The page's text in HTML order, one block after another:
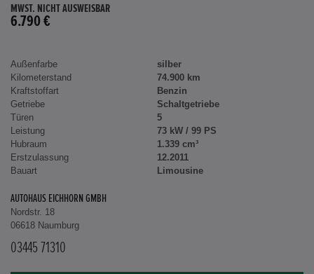
MWST. NICHT AUSWEISBAR
6.790 €
Außenfarbe
silber
Kilometerstand
74.900 km
Kraftstoffart
Benzin
Getriebe
Schaltgetriebe
Türen
5
Leistung
73 kW / 99 PS
Hubraum
1.339 cm³
Erstzulassung
12.2011
Bauart
Limousine
AUTOHAUS EICHHORN GMBH
Nordstr. 18
06618 Naumburg
03445 71310